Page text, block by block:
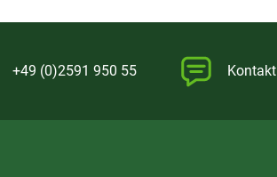
+49 (0)2591 950 55 Kontakt